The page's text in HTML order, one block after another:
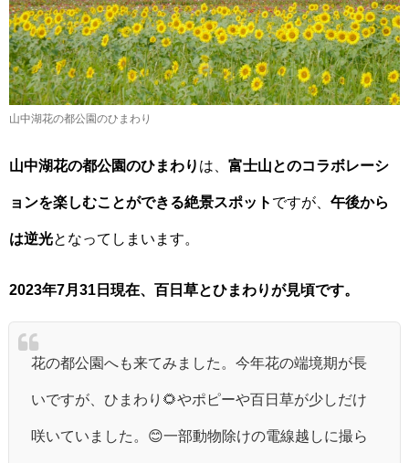
山中湖花の都公園のひまわり
山中湖花の都公園のひまわり は、 富士山とのコラボレーシ
ョンを楽しむことができる絶景スポット ですが、 午後から
は逆光となってしまいます。
2023年7月31日現在、百日草とひまわりが見頃です。
花の都公園へも来てみました。今年花の端境期が長
いですが、ひまわり🌻やポピーや百日草が少しだけ
咲いていました。😊一部動物除けの電線越しに撮ら